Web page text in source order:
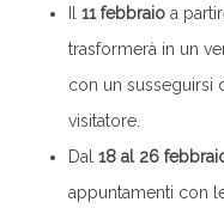
11 febbraio a
trasformerà in un
con un susseguirsi
visitatore.
Dal 18 al 26
appuntamenti con